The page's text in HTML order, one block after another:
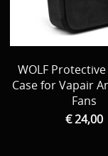
Bateau / Float
Tent / Chair /
Par Marque
Decoration
WOLF
Case for Vapair
Fans
€ 24,00